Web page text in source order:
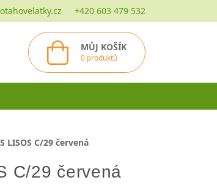
+420 603 479 532
MŮJ KOŠÍK
0 produktů
LISOS C/29 červená
C/29 červená